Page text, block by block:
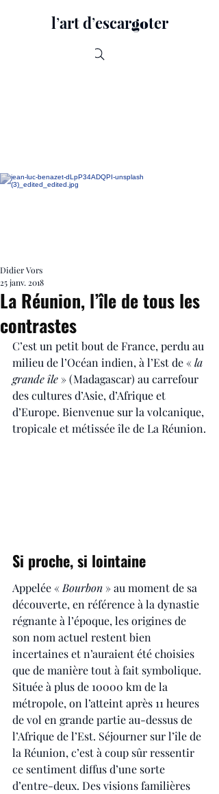
lʼart dʼescargoter
La Réunion, l’île de tous les
contrastes
Didier Vors
25 janv. 2018
C’est un petit bout de France, perdu au
milieu de l’Océan indien, à l’Est de « la
grande île » (Madagascar) au carrefour
des cultures d’Asie, d’Afrique et
d’Europe. Bienvenue sur la volcanique,
tropicale et métissée île de La Réunion.
Si proche, si lointaine
Appelée « Bourbon » au moment de sa
découverte, en référence à la dynastie
régnante à l’époque, les origines de
son nom actuel restent bien
incertaines et n’auraient été choisies
que de manière tout à fait symbolique.
Située à plus de 10000 km de la
métropole, on l’atteint après 11 heures
de vol en grande partie au-dessus de
l’Afrique de l’Est. Séjourner sur l’île de
la Réunion, c’est à coup sûr ressentir
ce sentiment diffus d’une sorte
d’entre-deux. Des visions familières